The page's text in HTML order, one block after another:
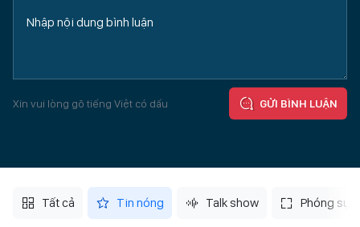
Xin vui lòng gõ tiếng Việt có dấu GỬI BÌNH LUẬN
Tất cả Tin nóng Talk show Phóng sự